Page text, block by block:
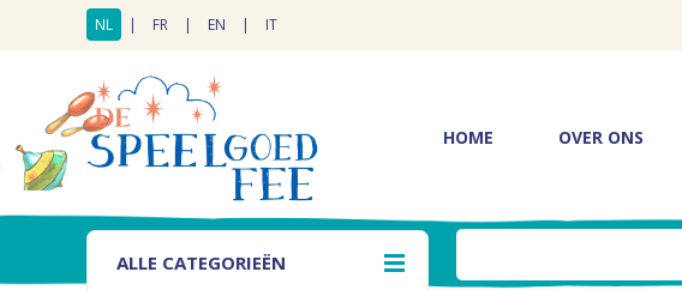
NL | FR | EN | IT
HOME OVER ONS
ALLE CATEGORIEËN